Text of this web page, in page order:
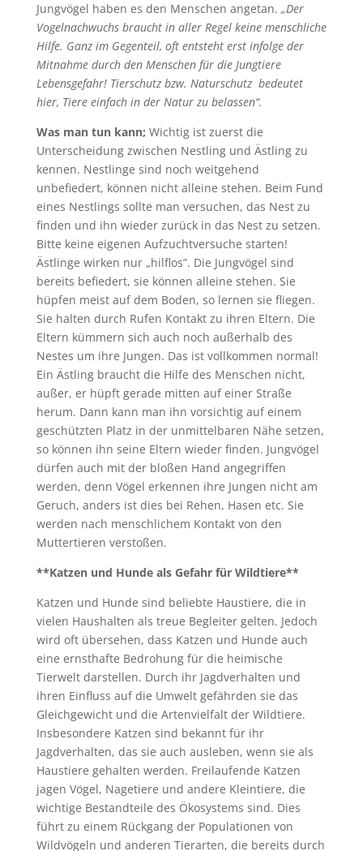
Jungvögel haben es den Menschen angetan. „Der
Vogelnachwuchs braucht in aller Regel keine menschliche
Hilfe. Ganz im Gegenteil, oft entsteht erst infolge der
Mitnahme durch den Menschen für die Jungtiere
Lebensgefahr! Tierschutz bzw. Naturschutz bedeutet
hier, Tiere einfach in der Natur zu belassen“.
Was man tun kann; Wichtig ist zuerst die
Unterscheidung zwischen Nestling und Ästling zu
kennen. Nestlinge sind noch weitgehend
unbefiedert, können nicht alleine stehen. Beim Fund
eines Nestlings sollte man versuchen, das Nest zu
finden und ihn wieder zurück in das Nest zu setzen.
Bitte keine eigenen Aufzuchtversuche starten!
Ästlinge wirken nur „hilflos”. Die Jungvögel sind
bereits befiedert, sie können alleine stehen. Sie
hüpfen meist auf dem Boden, so lernen sie fliegen.
Sie halten durch Rufen Kontakt zu ihren Eltern. Die
Eltern kümmern sich auch noch außerhalb des
Nestes um ihre Jungen. Das ist vollkommen normal!
Ein Ästling braucht die Hilfe des Menschen nicht,
außer, er hüpft gerade mitten auf einer Straße
herum. Dann kann man ihn vorsichtig auf einem
geschützten Platz in der unmittelbaren Nähe setzen,
so können ihn seine Eltern wieder finden. Jungvögel
dürfen auch mit der bloßen Hand angegriffen
werden, denn Vögel erkennen ihre Jungen nicht am
Geruch, anders ist dies bei Rehen, Hasen etc. Sie
werden nach menschlichem Kontakt von den
Muttertieren verstoßen.
**Katzen und Hunde als Gefahr für Wildtiere**
Katzen und Hunde sind beliebte Haustiere, die in
vielen Haushalten als treue Begleiter gelten. Jedoch
wird oft übersehen, dass Katzen und Hunde auch
eine ernsthafte Bedrohung für die heimische
Tierwelt darstellen. Durch ihr Jagdverhalten und
ihren Einfluss auf die Umwelt gefährden sie das
Gleichgewicht und die Artenvielfalt der Wildtiere.
Insbesondere Katzen sind bekannt für ihr
Jagdverhalten, das sie auch ausleben, wenn sie als
Haustiere gehalten werden. Freilaufende Katzen
jagen Vögel, Nagetiere und andere Kleintiere, die
wichtige Bestandteile des Ökosystems sind. Dies
führt zu einem Rückgang der Populationen von
Wildvögeln und anderen Tierarten, die bereits durch